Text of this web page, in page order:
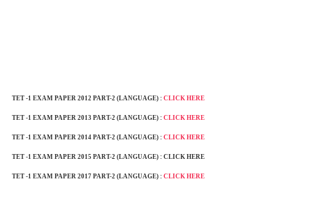
TET -1 EXAM PAPER 2012 PART-2 (LANGUAGE) : CLICK HERE
TET -1 EXAM PAPER 2013 PART-2 (LANGUAGE) : CLICK HERE
TET -1 EXAM PAPER 2014 PART-2 (LANGUAGE) : CLICK HERE
TET -1 EXAM PAPER 2015 PART-2 (LANGUAGE) : CLICK HERE
TET -1 EXAM PAPER 2017 PART-2 (LANGUAGE) : CLICK HERE